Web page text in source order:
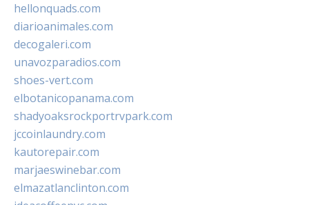
hellonquads.com
diarioanimales.com
decogaleri.com
unavozparadios.com
shoes-vert.com
elbotanicopanama.com
shadyoaksrockportrvpark.com
jccoinlaundry.com
kautorepair.com
marjaeswinebar.com
elmazatlanclinton.com